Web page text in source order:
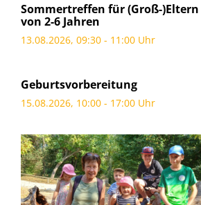
Sommertreffen für (Groß-
von 2-6 Jahren
13.08.2026, 09:30 - 11:00 Uhr
Geburtsvorbereitung
15.08.2026, 10:00 - 17:00 Uhr